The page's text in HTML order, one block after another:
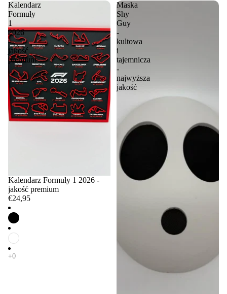
Kalendarz
Formuły
1
2026
-
jakość
premium
Kalendarz Formuły 1 2026 -
jakość premium
€24,95
Maska
Shy
Guy
-
kultowa
i
tajemnicza
-
najwyższa
jakość